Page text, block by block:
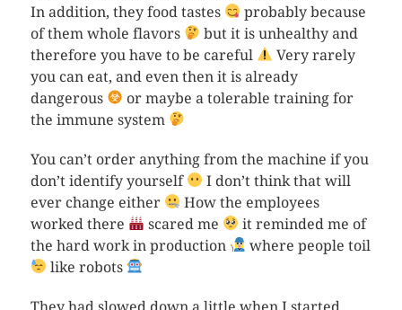
In addition, they food tastes
probably because
of them whole flavors
but it is unhealthy and
therefore you have to be careful
Very rarely
you can eat, and even then it is already
dangerous
or maybe a tolerable training for
the immune system
You can’t order anything from the machine if you
don’t identify yourself
I don’t think that will
ever change either
How the employees
worked there
scared me
it reminded me of
the hard work in production
where people toil
like robots
They had slowed down a little when I started